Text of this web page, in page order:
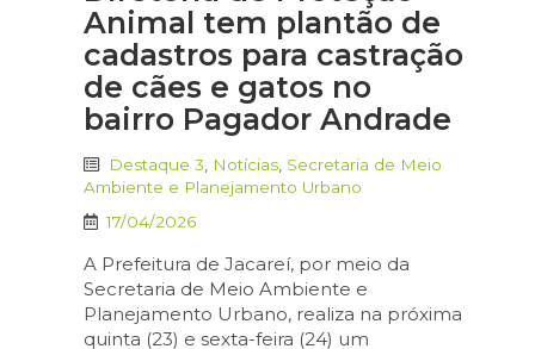
Animal tem plantão de
cadastros para castração
de cães e gatos no
bairro Pagador Andrade
Destaque 3 Notícias Secretaria de Meio
Ambiente e Planejamento Urbano
17/04/2026
A Prefeitura de Jacareí, por meio da
Secretaria de Meio Ambiente e
Planejamento Urbano, realiza na próxima
quinta (23) e sexta-feira (24) um